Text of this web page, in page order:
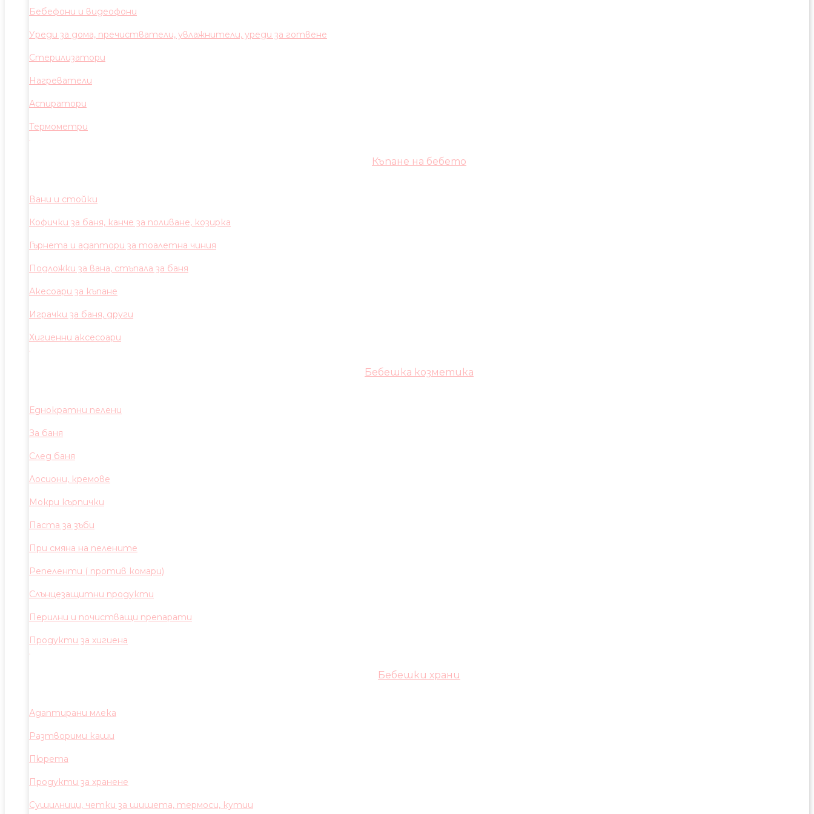
Бебефони и видеофони
Уреди за дома, пречистватели, увлажнители, уреди за готвене
Стерилизатори
Нагреватели
Аспиратори
Термометри
Къпане на бебето
Вани и стойки
Кофички за баня, канче за поливане, козирка
Гърнета и адаптори за тоалетна чиния
Подложки за вана, стъпала за баня
Акесоари за къпане
Играчки за баня, други
Хигиенни аксесоари
Бебешка козметика
Еднократни пелени
За баня
След баня
Лосиони, кремове
Мокри кърпички
Паста за зъби
При смяна на пелените
Репеленти ( против комари)
Слънцезащитни продукти
Перилни и почистващи препарати
Продукти за хигиена
Бебешки храни
Адаптирани млека
Разтворими каши
Пюрета
Продукти за хранене
Сушилници, четки за шишета, термоси, кутии